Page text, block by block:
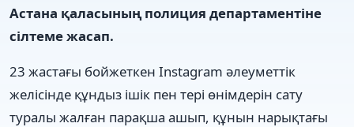
Астана қаласының полиция департаментіне
сілтеме жасап.
23 жастағы бойжеткен Instagram әлеуметтік
желісінде құндыз ішік пен тері өнімдерін сату
туралы жалған парақша ашып, құнын нарықтағы